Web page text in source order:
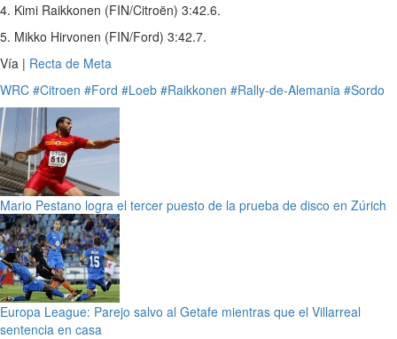
4. Kimi Raikkonen (FIN/Citroën) 3:42.6.
5. Mikko Hirvonen (FIN/Ford) 3:42.7.
Vía | Recta de Meta
WRC #Citroen #Ford #Loeb #Raikkonen #Rally-de-Alemania #Sordo
Mario Pestano logra el tercer puesto de la prueba de disco en Zúrich
Europa League: Parejo salvo al Getafe mientras que el Villarreal
sentencia en casa